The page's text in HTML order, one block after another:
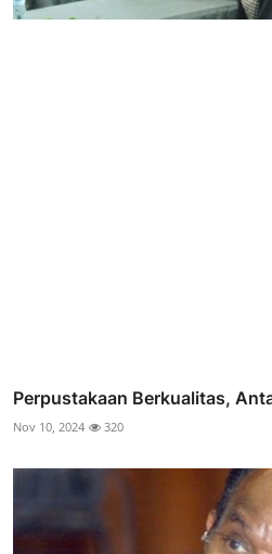
Perpustakaan Berkualitas,
Nov 10, 2024 320